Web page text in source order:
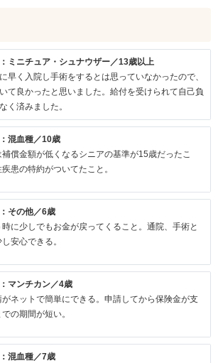
ミニチュア・シュナウザー／13歳以上
早く入院し手術をするとは思っていなかったので、
て良かったと思いました。給付を受けられて自己負
く済みました。
混血種／10歳
償金額が低くなるシニアの基準が15歳だったこ
患の特約がついてたこと。
その他／6歳
時に少しでもお金が戻ってくること。通院、手術と
安心できる。
マンチカン／4歳
ネットで簡単にできる。申請してから保険金が支
の期間が短い。
混血種／7歳